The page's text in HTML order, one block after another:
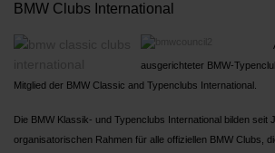
BMW Clubs International
ausgerichteter BMW-
Mitglied der BMW Classic and Typenclubs International.
Die BMW Klassik- und Typenclubs International bilden seit
organisatorischen Rahmen für alle offiziellen BMW Clubs,